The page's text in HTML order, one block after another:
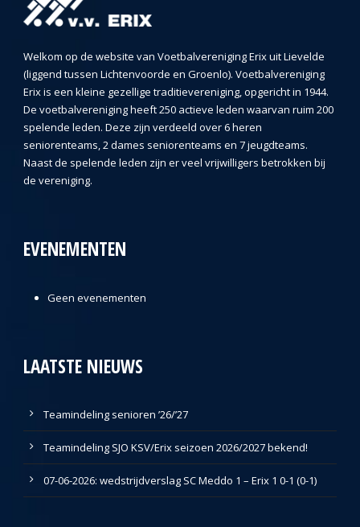
Welkom op de website van Voetbalvereniging Erix uit Lievelde
(liggend tussen Lichtenvoorde en Groenlo). Voetbalvereniging
Erix is een kleine gezellige traditievereniging, opgericht in 1944.
De voetbalvereniging heeft 250 actieve leden waarvan ruim 200
spelende leden. Deze zijn verdeeld over 6 heren
seniorenteams, 2 dames seniorenteams en 7 jeugdteams.
Naast de spelende leden zijn er veel vrijwilligers betrokken bij
de vereniging.
EVENEMENTEN
Geen evenementen
LAATSTE NIEUWS
Teamindeling senioren ’26/’27
Teamindeling SJO KSV/Erix seizoen 2026/2027 bekend!
07-06-2026: wedstrijdverslag SC Meddo 1 – Erix 1 0-1 (0-1)